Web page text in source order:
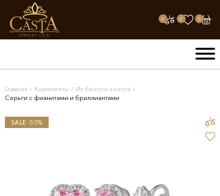
0 0 0
Главная / Комплекты / Из белого золота /
Серьги с фианитами и бриллиантами
SALE -50%